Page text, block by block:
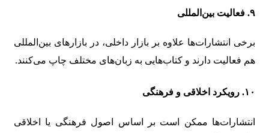
۹. فعالیت بین‌المللی
برخی انتشارات‌ها علاوه بر بازار داخلی، در بازارهای بین‌المللی
هم فعالیت دارند و کتاب‌هایی به زبان‌های مختلف چاپ می‌کنند.
۱۰. رویکرد اخلاقی و فرهنگی
انتشارات‌ها ممکن است بر اساس اصول فرهنگی یا اخلاقی